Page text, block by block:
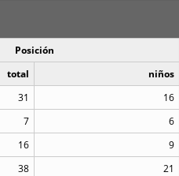
Posición
total niños
31 16
7 6
16 9
38 21